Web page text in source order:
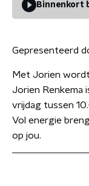
Binnenkort
Gepresenteerd
Met Jorien
Jorien Renkema
vrijdag tussen
Vol energie
op jou.